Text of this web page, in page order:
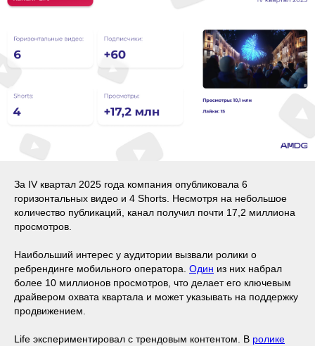
За IV квартал 2025 года компания опубликовала 6
горизонтальных видео и 4 Shorts. Несмотря на небольшое
количество публикаций, канал получил почти 17,2 миллиона
просмотров.
Наибольший интерес у аудитории вызвали ролики о
ребрендинге мобильного оператора. Один из них набрал
более 10 миллионов просмотров, что делает его ключевым
драйвером охвата квартала и может указывать на поддержку
продвижением.
Life экспериментировал с трендовым контентом. В ролике